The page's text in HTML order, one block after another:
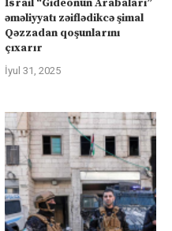
İsrail “Gideonun Arabaları”
əməliyyatı zəiflədikcə şimal
Qəzzadan qoşunlarını
çıxarır
İyul 31, 2025